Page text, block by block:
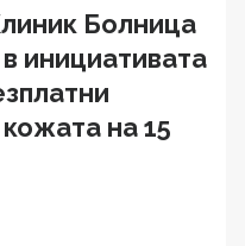
Болница
инициативата
на 15